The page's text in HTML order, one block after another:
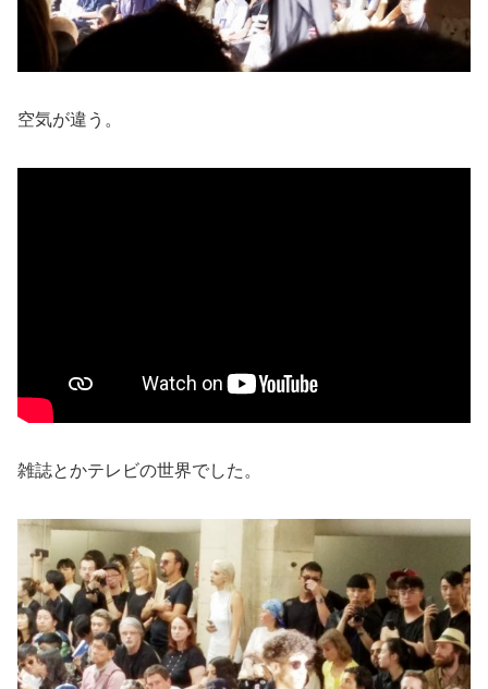
空気が違う。
雑誌とかテレビの世界でした。